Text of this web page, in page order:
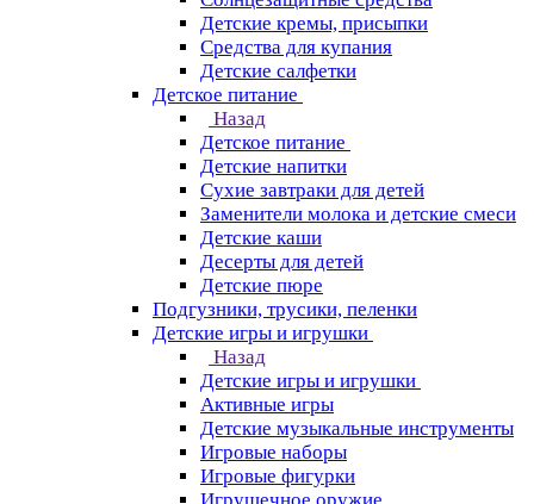
Детские кремы, присыпки
Средства для купания
Детские салфетки
Детское питание
Назад
Детское питание
Детские напитки
Сухие завтраки для детей
Заменители молока и детские смеси
Детские каши
Десерты для детей
Детские пюре
Подгузники, трусики, пеленки
Детские игры и игрушки
Назад
Детские игры и игрушки
Активные игры
Детские музыкальные инструменты
Игровые наборы
Игровые фигурки